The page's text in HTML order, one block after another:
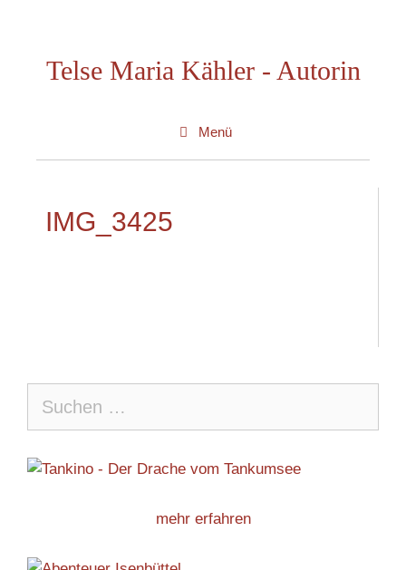
springenTelse Maria Kähler - Autorin
Menü
IMG_3425
nach:
mehr erfahren